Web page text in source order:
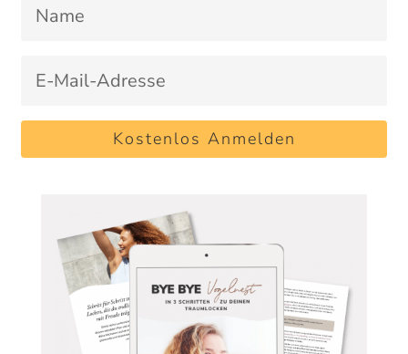
du im Moment mit deinen Haaren hast, brauchst du ein
Möchtest du zum Beispiel die
richtigen Lockengel? Oder sind deine Locken störrisch
oder trocken und du möchtest sie mit einer geeigneten
Lockencreme pflegen? Oder aber möchtest du mehr
richtige sein. Möchteat du hingegen deinen Locken mehr
Sprungkraft verleihen, dann könnte ein Lockenverstärker
etwas für dich sein.
Falls du nun nicht selber die unzähligen Stylingprodukte
auf dem Markt nach geeignten Lockenmitteln
durchsuchen möchtest, dann ist dieser Artikel für dich!
Kostenlos Anmelden